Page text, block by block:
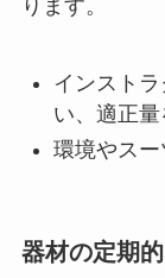
ります。
インスト
い、適正量
環境やスー
器材の定期